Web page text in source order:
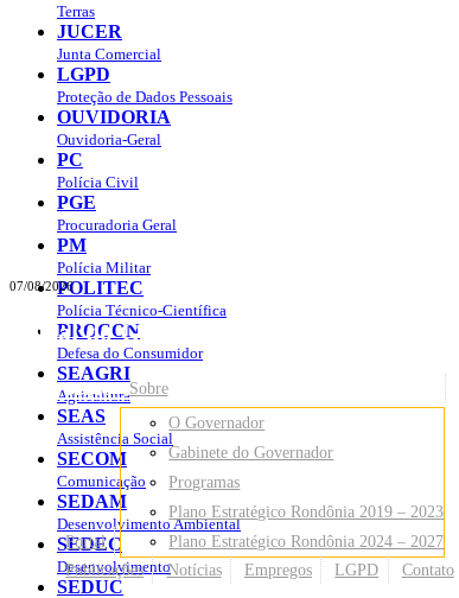
07/08/2026
Portal do Governo do
Governode Rondônia
Portal
Sobre
O Governador
Gabinete do Governador
Programas
Plano Estratégico Rondônia 2019 – 2023
Plano Estratégico Rondônia 2024 – 2027
Publicações
Notícias Empregos LGPD Contato
Terras
JUCER
Junta Comercial
LGPD
Proteção de Dados Pessoais
OUVIDORIA
Ouvidoria-Geral
PC
Polícia Civil
PGE
Procuradoria Geral
PM
Polícia Militar
POLITEC
Polícia Técnico-Científica
PROCON
Defesa do Consumidor
SEAGRI
Agricultura
SEAS
Assistência Social
SECOM
Comunicação
SEDAM
Desenvolvimento Ambiental
SEDEC
Desenvolvimento
SEDUC